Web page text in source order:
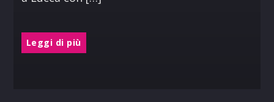
Leggi di più